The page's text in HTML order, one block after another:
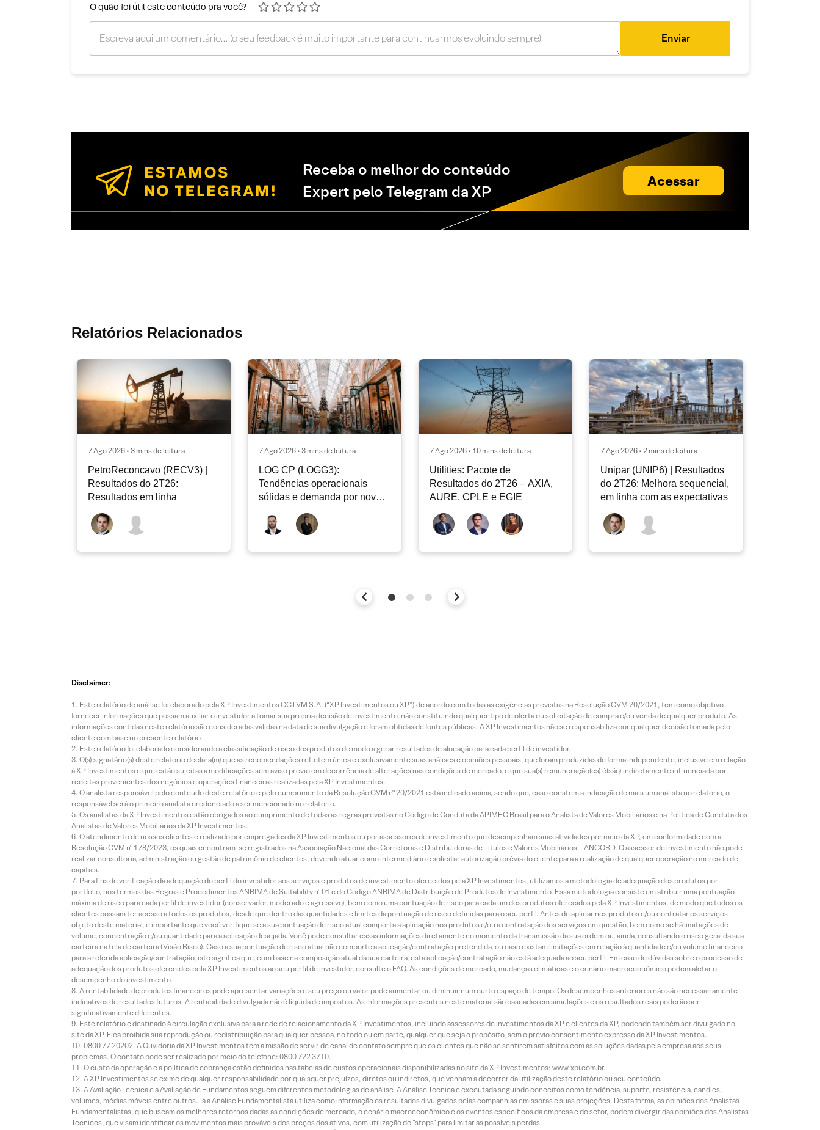
O quão foi útil este conteúdo pra você?
Enviar
Receba o melhor do conteúdo
Expert pelo Telegram da XP
Acessar
Relatórios Relacionados
7 Ago 2026 • 3 mins de leitura
PetroReconcavo (RECV3) |
Resultados do 2T26:
Resultados em linha
7 Ago 2026 • 3 mins de leitura
LOG CP (LOGG3):
Tendências operacionais
sólidas e demanda por nova
reciclagem de ativos
7 Ago 2026 • 10 mins de leitura
Utilities: Pacote de
Resultados do 2T26 – AXIA,
AURE, CPLE e EGIE
7 Ago 2026 • 2 mins de leitura
Unipar (UNIP6) | Resultados
do 2T26: Melhora sequencial,
em linha com as expectativas
Disclaimer:
Este relatório de análise foi elaborado pela XP Investimentos CCTVM S.A. (“XP Investimentos ou XP”) de acordo com todas as exigências previstas na Resolução CVM 20/2021, tem como objetivo
fornecer informações que possam auxiliar o investidor a tomar sua própria decisão de investimento, não constituindo qualquer tipo de oferta ou solicitação de compra e/ou venda de qualquer produto. As
informações contidas neste relatório são consideradas válidas na data de sua divulgação e foram obtidas de fontes públicas. A XP Investimentos não se responsabiliza por qualquer decisão tomada pelo
cliente com base no presente relatório.
Este relatório foi elaborado considerando a classificação de risco dos produtos de modo a gerar resultados de alocação para cada perfil de investidor.
O(s) signatário(s) deste relatório declara(m) que as recomendações refletem única e exclusivamente suas análises e opiniões pessoais, que foram produzidas de forma independente, inclusive em relação
à XP Investimentos e que estão sujeitas a modificações sem aviso prévio em decorrência de alterações nas condições de mercado, e que sua(s) remuneração(es) é(são) indiretamente influenciada por
receitas provenientes dos negócios e operações financeiras realizadas pela XP Investimentos.
O analista responsável pelo conteúdo deste relatório e pelo cumprimento da Resolução CVM nº 20/2021 está indicado acima, sendo que, caso constem a indicação de mais um analista no relatório, o
responsável será o primeiro analista credenciado a ser mencionado no relatório.
Os analistas da XP Investimentos estão obrigados ao cumprimento de todas as regras previstas no Código de Conduta da APIMEC Brasil para o Analista de Valores Mobiliários e na Política de Conduta dos
Analistas de Valores Mobiliários da XP Investimentos.
O atendimento de nossos clientes é realizado por empregados da XP Investimentos ou por assessores de investimento que desempenham suas atividades por meio da XP, em conformidade com a
Resolução CVM nº 178/2023, os quais encontram-se registrados na Associação Nacional das Corretoras e Distribuidoras de Títulos e Valores Mobiliários – ANCORD. O assessor de investimento não pode
realizar consultoria, administração ou gestão de patrimônio de clientes, devendo atuar como intermediário e solicitar autorização prévia do cliente para a realização de qualquer operação no mercado de
capitais.
Para fins de verificação da adequação do perfil do investidor aos serviços e produtos de investimento oferecidos pela XP Investimentos, utilizamos a metodologia de adequação dos produtos por
portfólio, nos termos das Regras e Procedimentos ANBIMA de Suitability nº 01 e do Código ANBIMA de Distribuição de Produtos de Investimento. Essa metodologia consiste em atribuir uma pontuação
máxima de risco para cada perfil de investidor (conservador, moderado e agressivo), bem como uma pontuação de risco para cada um dos produtos oferecidos pela XP Investimentos, de modo que todos os
clientes possam ter acesso a todos os produtos, desde que dentro das quantidades e limites da pontuação de risco definidas para o seu perfil. Antes de aplicar nos produtos e/ou contratar os serviços
objeto deste material, é importante que você verifique se a sua pontuação de risco atual comporta a aplicação nos produtos e/ou a contratação dos serviços em questão, bem como se há limitações de
volume, concentração e/ou quantidade para a aplicação desejada. Você pode consultar essas informações diretamente no momento da transmissão da sua ordem ou, ainda, consultando o risco geral da sua
carteira na tela de carteira (Visão Risco). Caso a sua pontuação de risco atual não comporte a aplicação/contratação pretendida, ou caso existam limitações em relação à quantidade e/ou volume financeiro
para a referida aplicação/contratação, isto significa que, com base na composição atual da sua carteira, esta aplicação/contratação não está adequada ao seu perfil. Em caso de dúvidas sobre o processo de
adequação dos produtos oferecidos pela XP Investimentos ao seu perfil de investidor, consulte o FAQ. As condições de mercado, mudanças climáticas e o cenário macroeconômico podem afetar o
desempenho do investimento.
A rentabilidade de produtos financeiros pode apresentar variações e seu preço ou valor pode aumentar ou diminuir num curto espaço de tempo. Os desempenhos anteriores não são necessariamente
indicativos de resultados futuros. A rentabilidade divulgada não é líquida de impostos. As informações presentes neste material são baseadas em simulações e os resultados reais poderão ser
significativamente diferentes.
Este relatório é destinado à circulação exclusiva para a rede de relacionamento da XP Investimentos, incluindo assessores de investimentos da XP e clientes da XP, podendo também ser divulgado no
site da XP. Fica proibida sua reprodução ou redistribuição para qualquer pessoa, no todo ou em parte, qualquer que seja o propósito, sem o prévio consentimento expresso da XP Investimentos.
0800 77 20202. A Ouvidoria da XP Investimentos tem a missão de servir de canal de contato sempre que os clientes que não se sentirem satisfeitos com as soluções dadas pela empresa aos seus
problemas. O contato pode ser realizado por meio do telefone: 0800 722 3710.
O custo da operação e a política de cobrança estão definidos nas tabelas de custos operacionais disponibilizadas no site da XP Investimentos: www.xpi.com.br.
A XP Investimentos se exime de qualquer responsabilidade por quaisquer prejuízos, diretos ou indiretos, que venham a decorrer da utilização deste relatório ou seu conteúdo.
A Avaliação Técnica e a Avaliação de Fundamentos seguem diferentes metodologias de análise. A Análise Técnica é executada seguindo conceitos como tendência, suporte, resistência, candles,
volumes, médias móveis entre outros. Já a Análise Fundamentalista utiliza como informação os resultados divulgados pelas companhias emissoras e suas projeções. Desta forma, as opiniões dos Analistas
Fundamentalistas, que buscam os melhores retornos dadas as condições de mercado, o cenário macroeconômico e os eventos específicos da empresa e do setor, podem divergir das opiniões dos Analistas
Técnicos, que visam identificar os movimentos mais prováveis dos preços dos ativos, com utilização de “stops” para limitar as possíveis perdas.